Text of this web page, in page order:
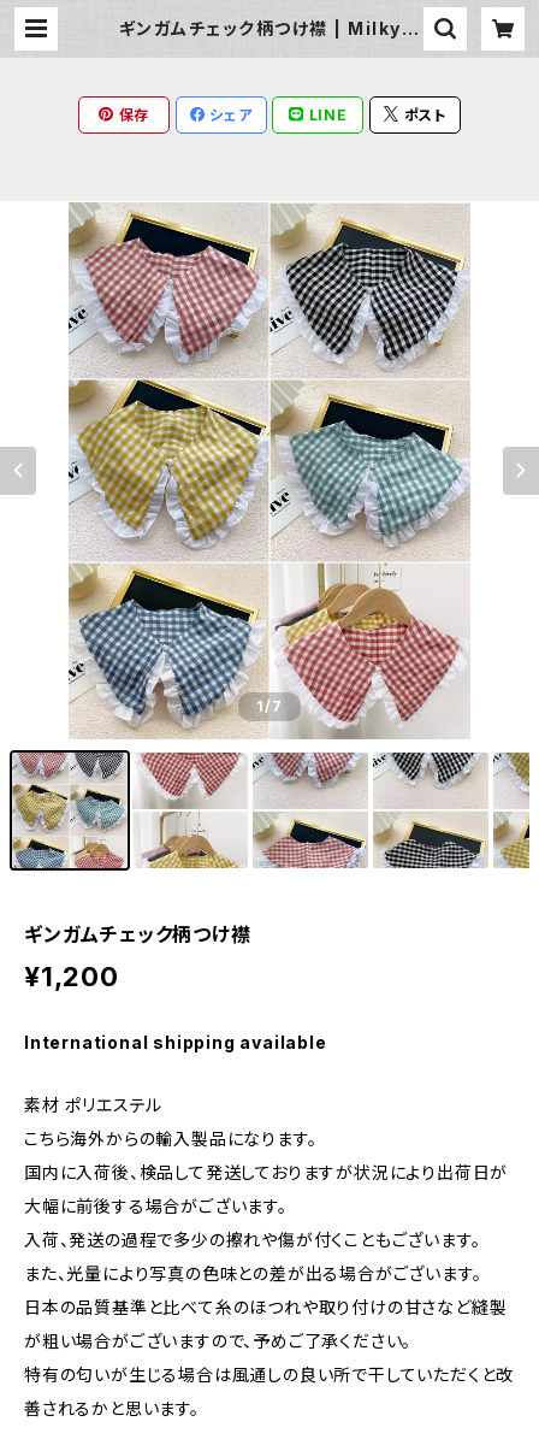
ギンガムチェック柄つけ襟 | Milky R
保存 シェア LINE ポスト
1/7
ギンガムチェック柄つけ襟
¥1,200
International shipping available
素材 ポリエステル
こちら海外からの輸入製品になります。
国内に入荷後、検品して発送しておりますが状況により出荷日が
大幅に前後する場合がございます。
入荷、発送の過程で多少の擦れや傷が付くこともございます。
また、光量により写真の色味との差が出る場合がございます。
日本の品質基準と比べて糸のほつれや取り付けの甘さなど縫製
が粗い場合がございますので、予めご了承ください。
特有の匂いが生じる場合は風通しの良い所で干していただくと改
善されるかと思います。